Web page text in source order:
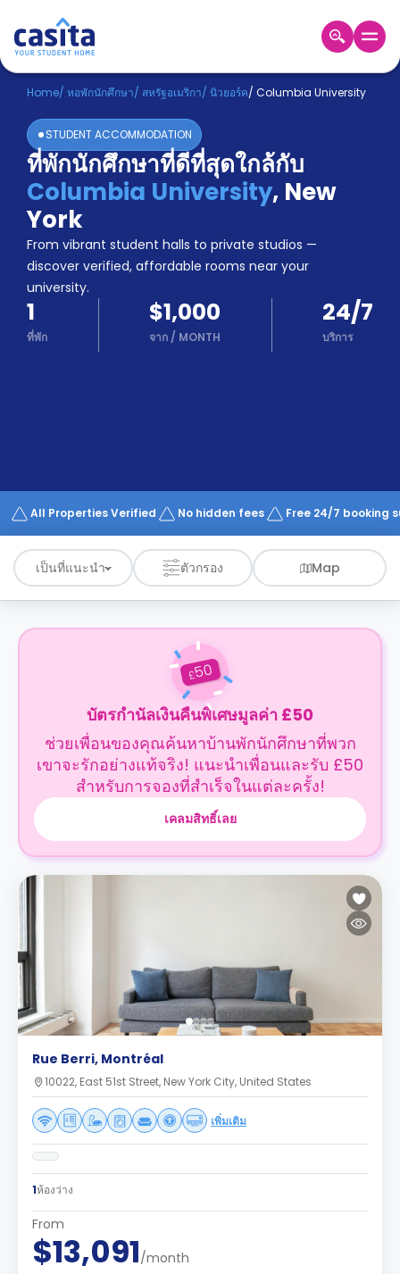
Home TH USD
เข้าสู่
ระบบ
Booking
Accommodation
About
us
Blog
Refer
And
Earn
Become
A
Partner
Works
Home/ หอพักนักศึกษา/ สหรัฐอเมริกา/ นิวยอร์ค/ Columbia University
STUDENT ACCOMMODATION
ที่พักนักศึกษาที่ดีที่สุดใกล้กับ
Columbia University, New
York
From vibrant student halls to private studios —
discover verified, affordable rooms near your
university.
1
ที่พัก
$1,000
จาก / MONTH
24/7
บริการ
All Properties Verified No hidden fees Free 24/7 booking
เป็นที่แนะนำ ตัวกรอง Map
£50
บัตรกำนัลเงินคืนพิเศษมูลค่า £50
ช่วยเพื่อนของคุณค้นหาบ้านพักนักศึกษาที่พวก
เขาจะรักอย่างแท้จริง! แนะนำเพื่อนและรับ £50
สำหรับการจองที่สำเร็จในแต่ละครั้ง!
เคลมสิทธิ์เลย
Rue Berri, Montréal
10022, East 51st Street, New York City, United States
เพิ่มเติม
1ห้องว่าง
From
$13,091/month